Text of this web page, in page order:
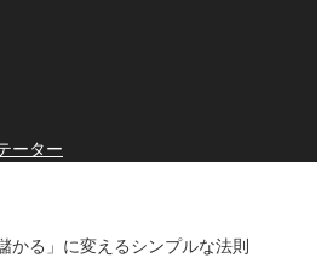
ーター
かる」に変えるシンプルな法則